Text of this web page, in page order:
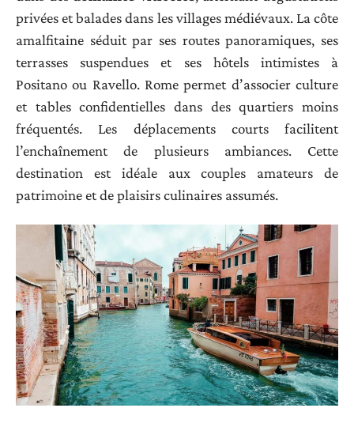
privées et balades dans les villages médiévaux. La côte
amalfitaine séduit par ses routes panoramiques, ses
terrasses suspendues et ses hôtels intimistes à
Positano ou Ravello. Rome permet d’associer culture
et tables confidentielles dans des quartiers moins
fréquentés. Les déplacements courts facilitent
l’enchaînement de plusieurs ambiances. Cette
destination est idéale aux couples amateurs de
patrimoine et de plaisirs culinaires assumés.